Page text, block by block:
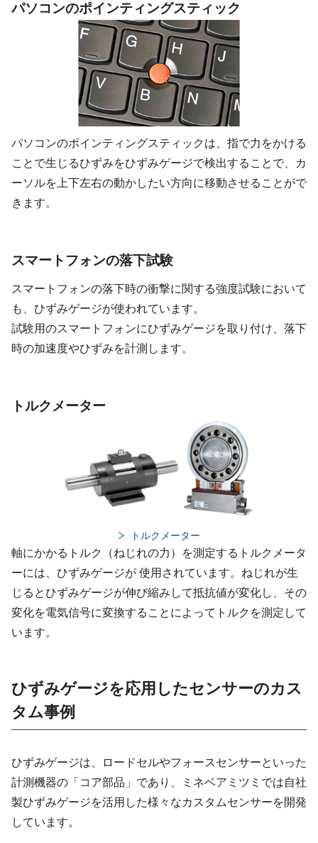
パソコンのポインティングスティック
パソコンのポインティングスティックは、指で力をかける
ことで生じるひずみをひずみゲージで検出することで、カ
ーソルを上下左右の動かしたい方向に移動させることがで
きます。
スマートフォンの落下試験
スマートフォンの落下時の衝撃に関する強度試験において
も、ひずみゲージが使われています。
試験用のスマートフォンにひずみゲージを取り付け、落下
時の加速度やひずみを計測します。
トルクメーター
トルクメーター
軸にかかるトルク（ねじれの力）を測定するトルクメータ
ーには、ひずみゲージが 使用されています。ねじれが生
じるとひずみゲージが伸び縮みして抵抗値が変化し、その
変化を電気信号に変換することによってトルクを測定して
います。
ひずみゲージを応用したセンサーのカス
タム事例
ひずみゲージは、ロードセルやフォースセンサーといった
計測機器の「コア部品」であり、ミネベアミツミでは自社
製ひずみゲージを活用した様々なカスタムセンサーを開発
しています。